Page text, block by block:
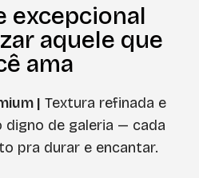
excepcional
aquele que
ama
| Textura refinada e
digno de galeria — cada
pra durar e encantar.